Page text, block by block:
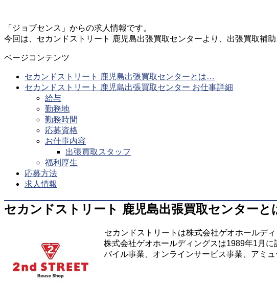
「ジョブセンス」からの求人情報です。
今回は、セカンドストリート 鹿児島出張買取センターより、出張買取補
ページコンテンツ
セカンドストリート 鹿児島出張買取センターとは…
セカンドストリート 鹿児島出張買取センター お仕事詳細
給与
勤務地
勤務時間
応募資格
お仕事内容
出張買取スタッフ
福利厚生
応募方法
求人情報
セカンドストリート 鹿児島出張買取センター
セカンドストリートは株式会社ゲオホールデ
株式会社ゲオホールディングスは1989年1月
バイル事業、オンラインサービス事業、アミ